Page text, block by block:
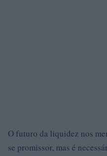
O futuro da liquidez nos
se promissor, mas é